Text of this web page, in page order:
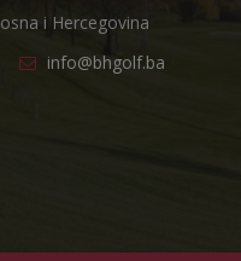
i Hercegovina
info@bhgolf.ba